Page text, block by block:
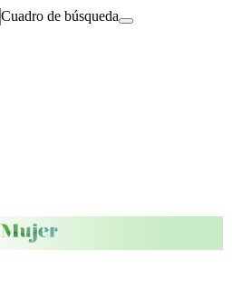
Cuadro de búsqueda